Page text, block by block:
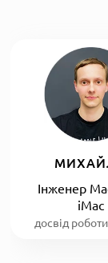
Інженер
iMac
досвід